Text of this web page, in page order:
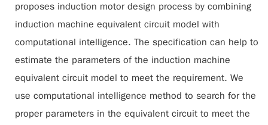
proposes induction motor design process by combining
induction machine equivalent circuit model with
computational intelligence. The specification can help to
estimate the parameters of the induction machine
equivalent circuit model to meet the requirement. We
use computational intelligence method to search for the
proper parameters in the equivalent circuit to meet the